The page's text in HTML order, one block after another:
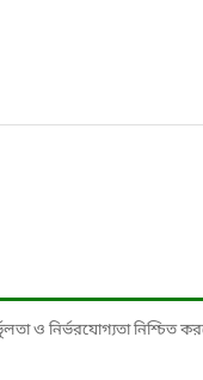
ও নির্ভরযোগ্যতা নিশ্চিত করতে